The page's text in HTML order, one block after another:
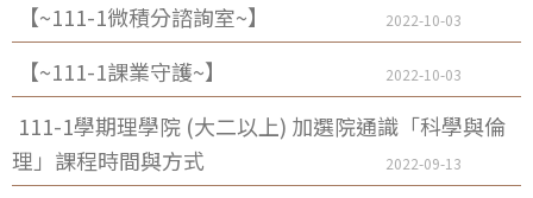
【~111-1微積分諮詢室~】 2022-10-03
【~111-1課業守護~】 2022-10-03
111-1學期理學院 (大二以上) 加選院通識「科學與倫
理」課程時間與方式
2022-09-13